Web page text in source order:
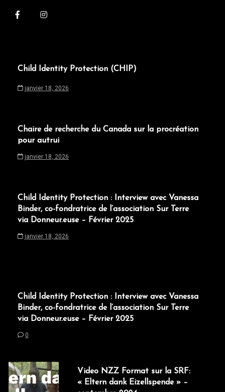
Child Identity Protection (CHIP)
janvier 18, 2026
Chaire de recherche du Canada sur la procréation
pour autrui
janvier 18, 2026
Child Identity Protection : Interview avec Vanessa
Binder, co-fondratrice de l’association Sur Terre
via Donneur.euse – Février 2025
janvier 18, 2026
Child Identity Protection : Interview avec Vanessa
Binder, co-fondratrice de l’association Sur Terre
via Donneur.euse – Février 2025
0
Video NZZ Format sur la SRF:
« Eltern dank Eizellspende » –